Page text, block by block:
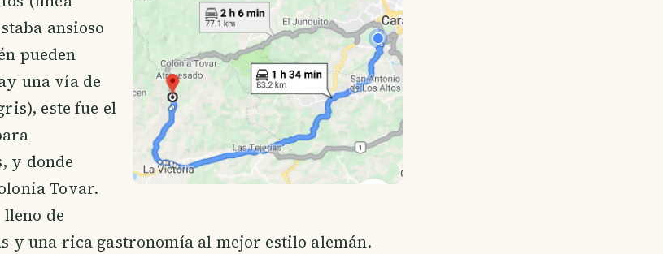
ansioso
pueden
una vía de
este fue el
y donde
Tovar.
de
y una rica gastronomía al mejor estilo alemán.